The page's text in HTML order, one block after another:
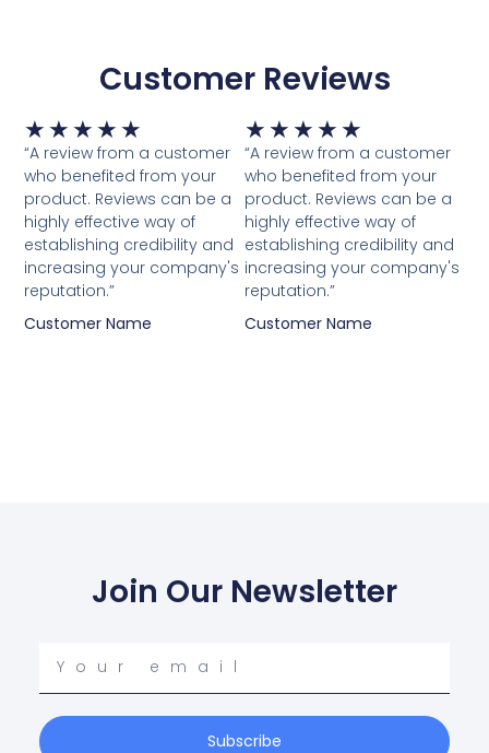
Customer Reviews
★ ★ ★ ★ ★ Waardering
5
van
5
“A review from a customer
who benefited from your
product. Reviews can be a
highly effective way of
establishing credibility and
increasing your company's
reputation.”
Customer Name
★ ★ ★ ★ ★
5
van
5
“A review from a customer
who benefited from your
product. Reviews can be a
highly effective way of
establishing credibility and
increasing your company's
reputation.”
Customer Name
Join Our Newsletter
email
Subscribe